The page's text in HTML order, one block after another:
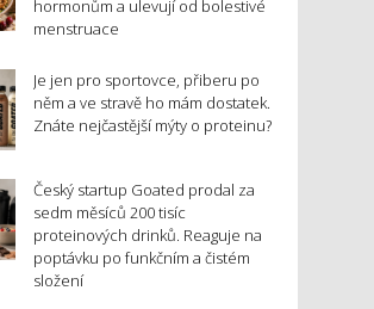
hormonům a ulevují od bolestivé
menstruace
Je jen pro sportovce, přiberu po
něm a ve stravě ho mám dostatek.
Znáte nejčastější mýty o proteinu?
Český startup Goated prodal za
sedm měsíců 200 tisíc
proteinových drinků. Reaguje na
poptávku po funkčním a čistém
složení